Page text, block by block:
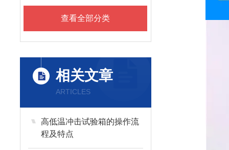
查看全部分类
相关文章
ARTICLES
高低温冲击试验箱的操作流
程及特点